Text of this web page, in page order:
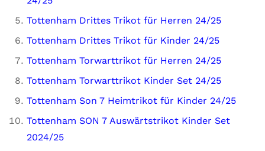
Tottenham Drittes Trikot für Herren 24/25
Tottenham Drittes Trikot für Kinder 24/25
Tottenham Torwarttrikot für Herren 24/25
Tottenham Torwarttrikot Kinder Set 24/25
Tottenham Son 7 Heimtrikot für Kinder 24/25
Tottenham SON 7 Auswärtstrikot Kinder Set
2024/25